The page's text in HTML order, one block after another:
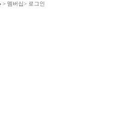
> 멤버십> 로그인